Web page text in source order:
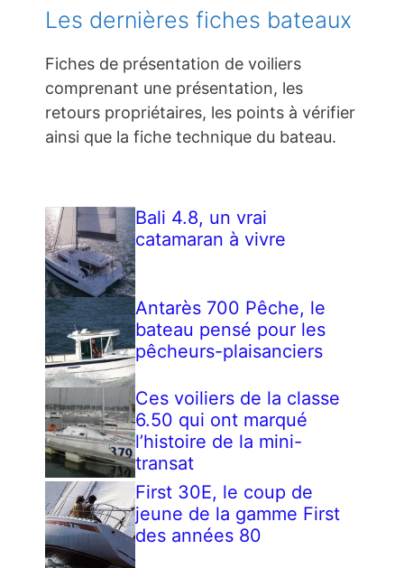
Les dernières fiches bateaux
Fiches de présentation de voiliers
comprenant une présentation, les
retours propriétaires, les points à vérifier
ainsi que la fiche technique du bateau.
Bali 4.8, un vrai
catamaran à vivre
Antarès 700 Pêche, le
bateau pensé pour les
pêcheurs-plaisanciers
Ces voiliers de la classe
6.50 qui ont marqué
l’histoire de la mini-
transat
First 30E, le coup de
jeune de la gamme First
des années 80